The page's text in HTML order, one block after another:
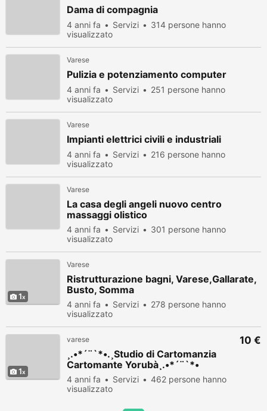
Dama di compagnia
4 anni fa Servizi
314 persone hanno
visualizzato
Varese
Pulizia e potenziamento computer
4 anni fa Servizi
251 persone hanno
visualizzato
Varese
Impianti elettrici civili e industriali
4 anni fa Servizi
216 persone hanno
visualizzato
Varese
La casa degli angeli nuovo centro
massaggi olistico
4 anni fa Servizi
301 persone hanno
visualizzato
1
Varese
Ristrutturazione bagni, Varese,Gallarate,
Busto, Somma
4 anni fa Servizi
278 persone hanno
visualizzato
1
varese
¸.•*´¨`*•.¸Studio di Cartomanzia
Cartomante Yorubà¸.•*´¨`*•
4 anni fa Servizi
462 persone hanno
visualizzato
10 €